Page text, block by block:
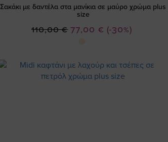
Σακάκι με δαντέλα στα μανίκια σε μαύρο χρώμα plus
size
(-30%)
Ειδική
77,00 €
110,00 €